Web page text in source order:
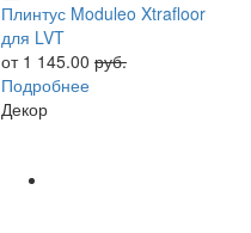
Плинтус Moduleo Xtrafloor
для LVT
от 1 145.00 руб.
Подробнее
Декор